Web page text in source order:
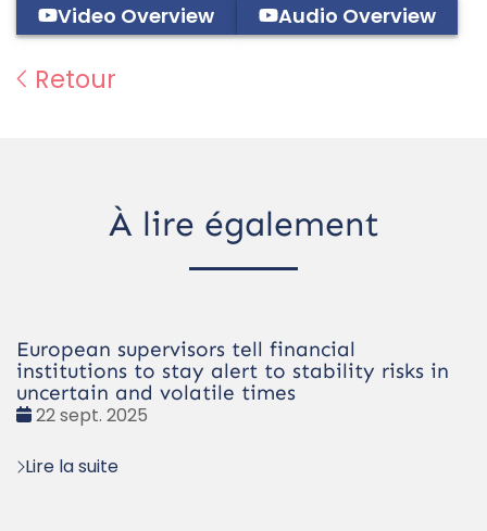
Video Overview
Audio Overview
Retour
À lire également
European supervisors tell financial
institutions to stay alert to stability risks in
uncertain and volatile times
Date
22 sept. 2025
Lire la suite